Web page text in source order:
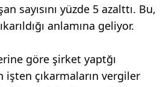
sayısını yüzde 5 azalttı. Bu,
anlamına geliyor.
göre şirket yaptğı
işten çıkarmaların vergiler